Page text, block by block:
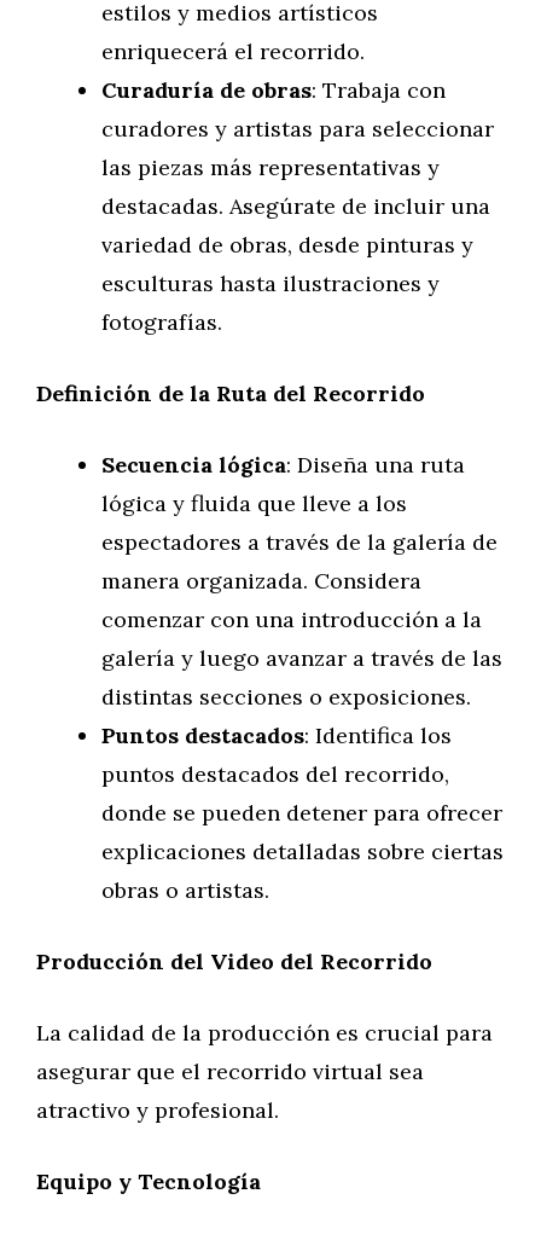
estilos y medios artísticos
enriquecerá el recorrido.
Curaduría de obras: Trabaja con
curadores y artistas para seleccionar
las piezas más representativas y
destacadas. Asegúrate de incluir una
variedad de obras, desde pinturas y
esculturas hasta ilustraciones y
fotografías.
Definición de la Ruta del Recorrido
Secuencia lógica: Diseña una ruta
lógica y fluida que lleve a los
espectadores a través de la galería de
manera organizada. Considera
comenzar con una introducción a la
galería y luego avanzar a través de las
distintas secciones o exposiciones.
Puntos destacados: Identifica los
puntos destacados del recorrido,
donde se pueden detener para ofrecer
explicaciones detalladas sobre ciertas
obras o artistas.
Producción del Video del Recorrido
La calidad de la producción es crucial para
asegurar que el recorrido virtual sea
atractivo y profesional.
Equipo y Tecnología